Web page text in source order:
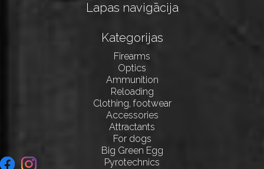
Lapas navigācija
Kategorijas
Firearms
Optics
Ammunition
Reloading
Clothing, footwear
Accessories
Attractants
For dogs
Big Green Egg
Pyrotechnics